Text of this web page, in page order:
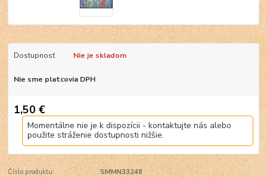
Dostupnosť Nie je skladom
Nie sme platcovia DPH
1,50 €
Momentálne nie je k dispozícii - kontaktujte nás alebo
použite stráženie dostupnosti nižšie.
Číslo produktu:
SMMN33248